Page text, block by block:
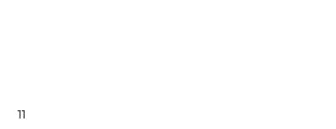
11